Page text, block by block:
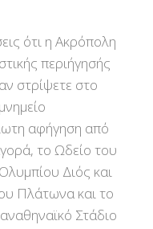
ότι η Ακρόπολη
περιήγησής
στρίψετε στο
αφήγηση από
το Ωδείο του
Διός και
Πλάτωνα και το
Στάδιο